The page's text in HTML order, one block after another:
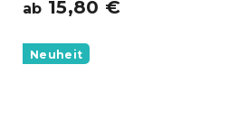
ab 15,80 €
Neuheit